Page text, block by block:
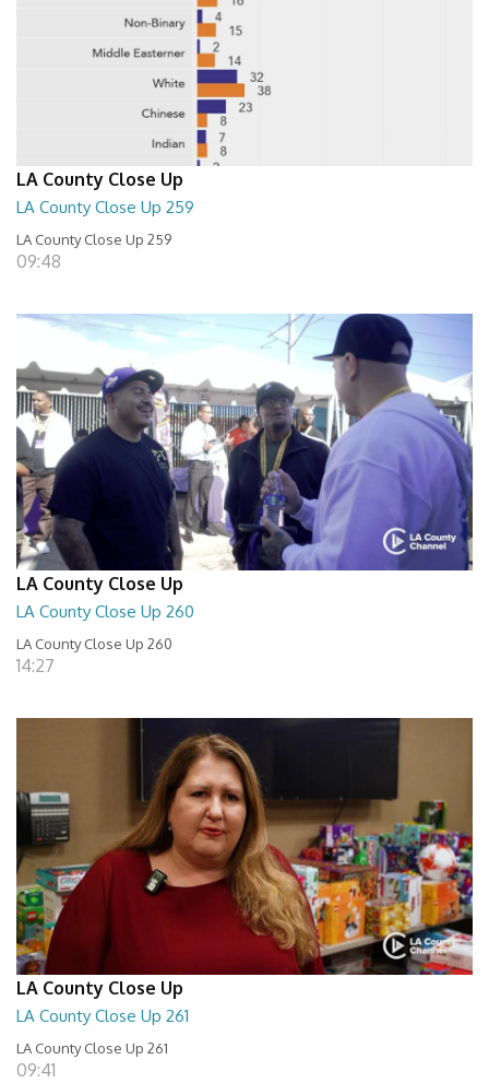
LA County Close Up
LA County Close Up 259
LA County Close Up 259
09:48
LA County Close Up
LA County Close Up 260
LA County Close Up 260
14:27
LA County Close Up
LA County Close Up 261
LA County Close Up 261
09:41